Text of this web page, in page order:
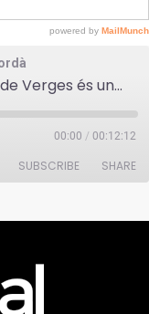
Josep Maria Font: "La Sopa de Verges és una festa del poble que implica a tothom"
00:00 / 00:12:12
SUBSCRIBE SHARE